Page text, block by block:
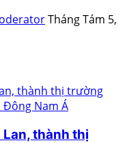
Tháng Tám 5,
thành thị